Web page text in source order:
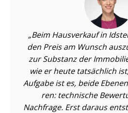
Beim Hausverkauf in
den Preis am Wunsch
zur Substanz der
wie er heute tatsächlich
Aufgabe ist es, beide
ren: technische
Nachfrage. Erst daraus